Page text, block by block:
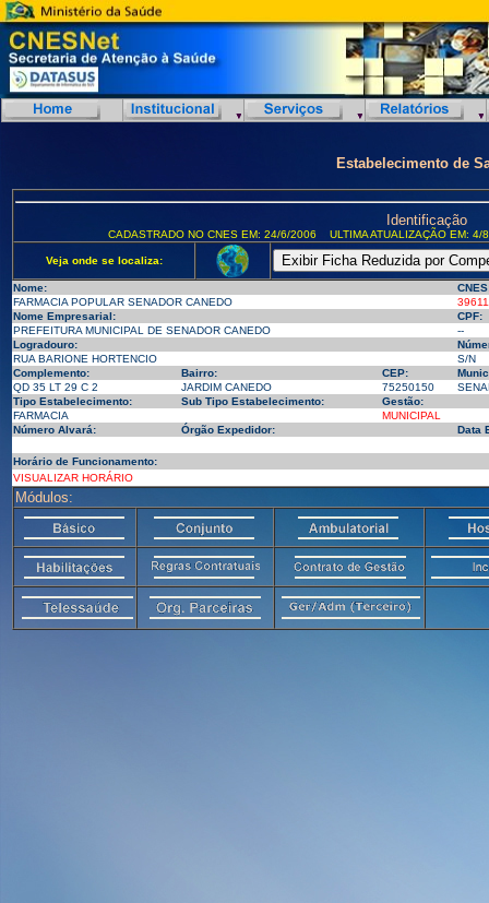
Estabelecimento de
Identificação
CADASTRADO NO CNES EM: 24/6/2006 ULTIMA ATUALIZAÇÃO EM:
Veja onde se localiza:
Nome:
FARMACIA POPULAR SENADOR CANEDO
Nome Empresarial:
CPF:
PREFEITURA MUNICIPAL DE SENADOR CANEDO
--
Logradouro:
RUA BARIONE HORTENCIO
S/N
Complemento:
Bairro: CEP:
QD 35 LT 29 C 2
JARDIM CANEDO 75250150
Tipo Estabelecimento:
Sub Tipo Estabelecimento:
Gestão:
FARMACIA
MUNICIPAL
Número Alvará:
Órgão Expedidor: Data
Horário de Funcionamento:
VISUALIZAR HORÁRIO
Módulos: